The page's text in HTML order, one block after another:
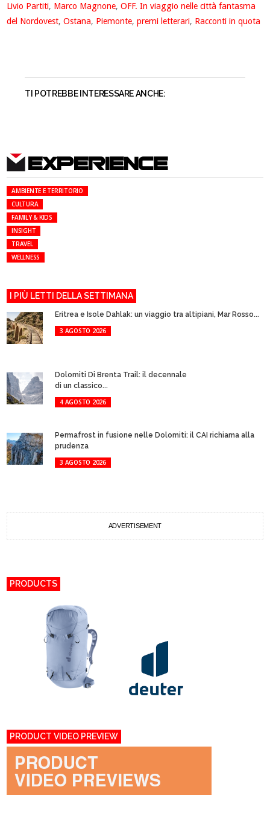
Livio Partiti, Marco Magnone,OFF. In viaggio nelle città fantasma
del Nordovest,Ostana, Piemonte,premi letterari, Racconti in quota
TI POTREBBE INTERESSARE ANCHE:
EXPERIENCE
AMBIENTE E TERRITORIO
CULTURA
FAMILY & KIDS
INSIGHT
TRAVEL
WELLNESS
I PIÙ LETTI DELLA SETTIMANA
Eritrea e Isole Dahlak: un viaggio tra altipiani, Mar Rosso...
3 AGOSTO 2026
Dolomiti Di Brenta Trail: il decennale
di un classico...
4 AGOSTO 2026
Permafrost in fusione nelle Dolomiti: il CAI richiama alla
prudenza
3 AGOSTO 2026
ADVERTISEMENT
PRODUCTS
PRODUCT VIDEO PREVIEW